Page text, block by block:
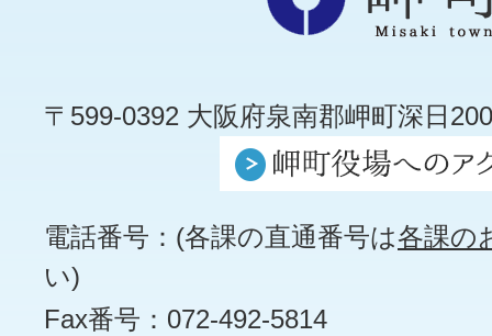
〒599-0392 大阪府泉南郡岬町深日
電話番号：(各課の直通番号は各課の
い)
Fax番号：072-492-5814